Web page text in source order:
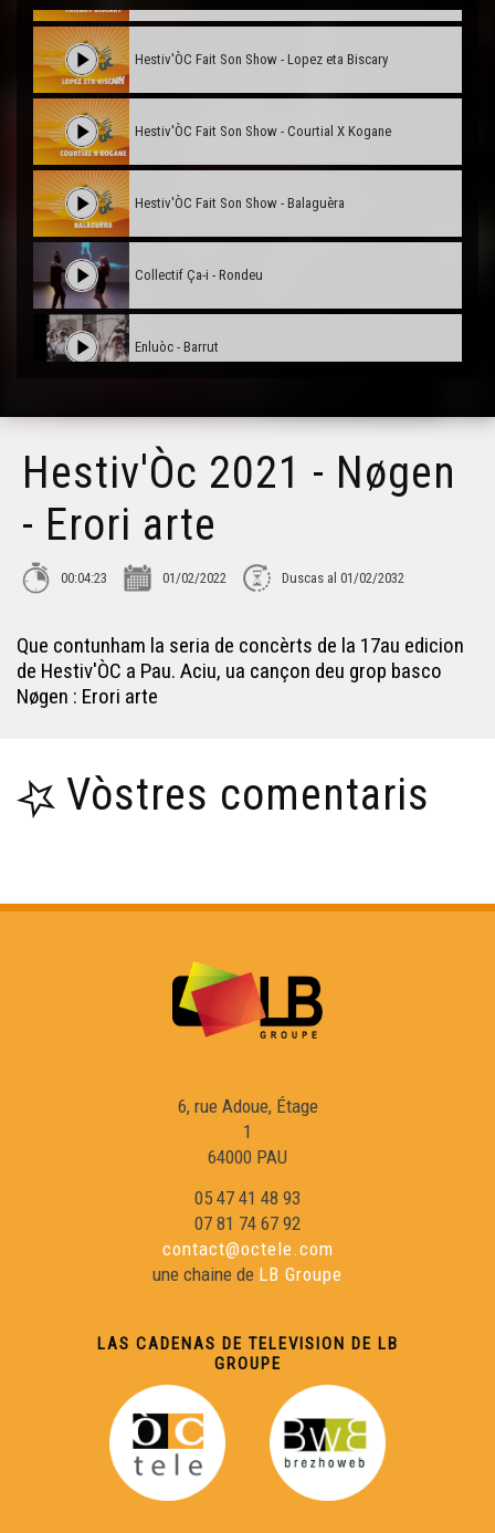
Hestiv'ÒC Fait Son Show - Lopez eta Biscary
Hestiv'ÒC Fait Son Show - Courtial X Kogane
Hestiv'ÒC Fait Son Show - Balaguèra
Collectif Ça-i - Rondeu
Enluòc - Barrut
Hestiv'Òc 2021 - Nøgen - Erori arte
Hestiv'ÒC 2021 - Bal O'Gadjo - East Coast or What
Hestiv'ÒC 2021 - Le Groupe du Coin - Rotlara
Hestiv'Òc 2021 - Le Groupe du Coin - L'estaca
Hestiv'Òc 2021 - Bombes 2 bal - Cosina
Hestiv'Òc 2021 - Les Diables de la Garrigue - Animal
FERÀMIA - 7 fonts - Musica (Live Session)
MARUJA LIMÓN - Tanto Tiempo - Musica (Live Session)
MARUJA LIMÓN - Enredaderas - Musica (Live Session)
BRICK A DRAC - Imaginarium - Musica (Live Session)
A TOT VEDENT - A tot vedent - Musica (Live Session)
BRICK A DRAC - Lo dragon - Musica (Live Session)
LHI BALÒS - De bon matin - Musica (Live Session)
Hestiv'Òc 2021 - Nøgen
- Erori arte
00:04:23 01/02/2022 Duscas al 01/02/2032
Que contunham la seria de concèrts de la 17au edicion
de Hestiv'ÒC a Pau. Aciu, ua cançon deu grop basco
Nøgen : Erori arte
Vòstres comentaris
6, rue Adoue, Étage
1
64000 PAU
05 47 41 48 93
07 81 74 67 92
contact@octele.com
une chaine de LB Groupe
LAS CADENAS DE TELEVISION DE LB
GROUPE